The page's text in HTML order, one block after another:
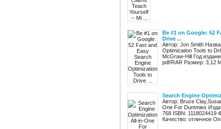
Be #1 on Google: 52
Drive ...
Автор: Jon Smith
Optimization Tools to
McGraw-Hill Год
pdf/RAR Размер: 3,12
Search Engine
Автор: Bruce
One For Dummies
768 ISBN: 1118024419
Качество: отличное